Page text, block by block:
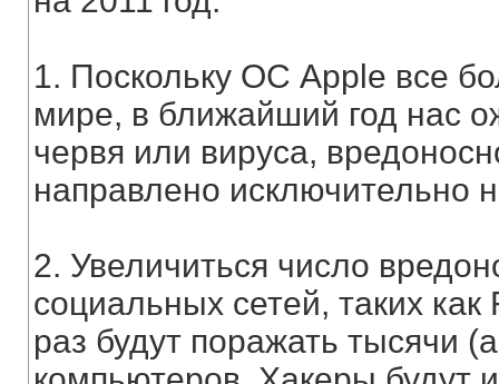
1. Поскольку ОС Apple все
мире, в ближайший год нас
червя или вируса,
направлено исключительно
2. Увеличиться число
социальных сетей, таких
раз будут поражать тысячи